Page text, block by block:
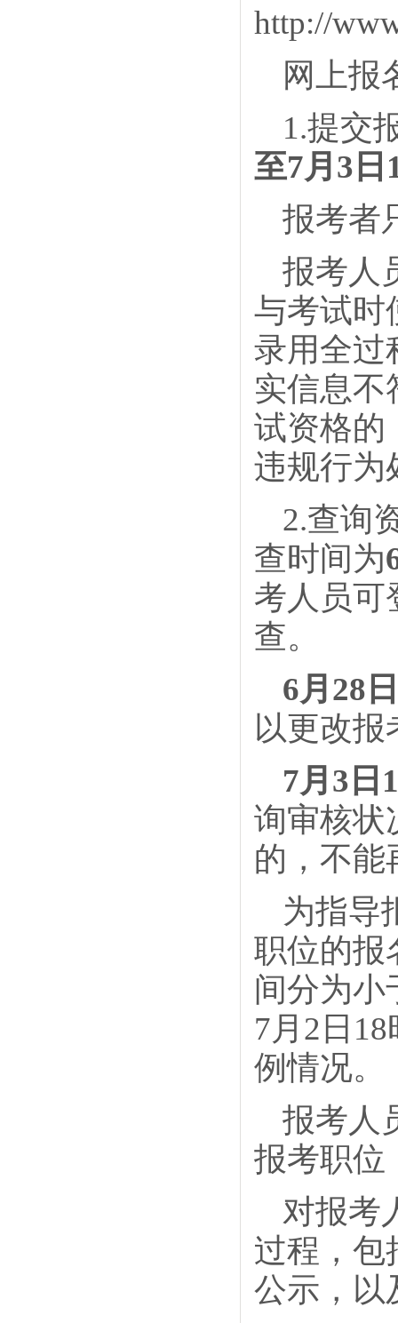
http://
网上报
1.提交
至7月3日
报考者
报考人
与考试时
录用全过
实信息不
试资格的
违规行为
2.查询
查时间为
考人员可
查。
6月28
以更改
7月3日
询审核状
的，不能
为指导
职位的报
间分为小
7月2日
例情况。
报考人
报考职位
对报考
过程，包
公示，以